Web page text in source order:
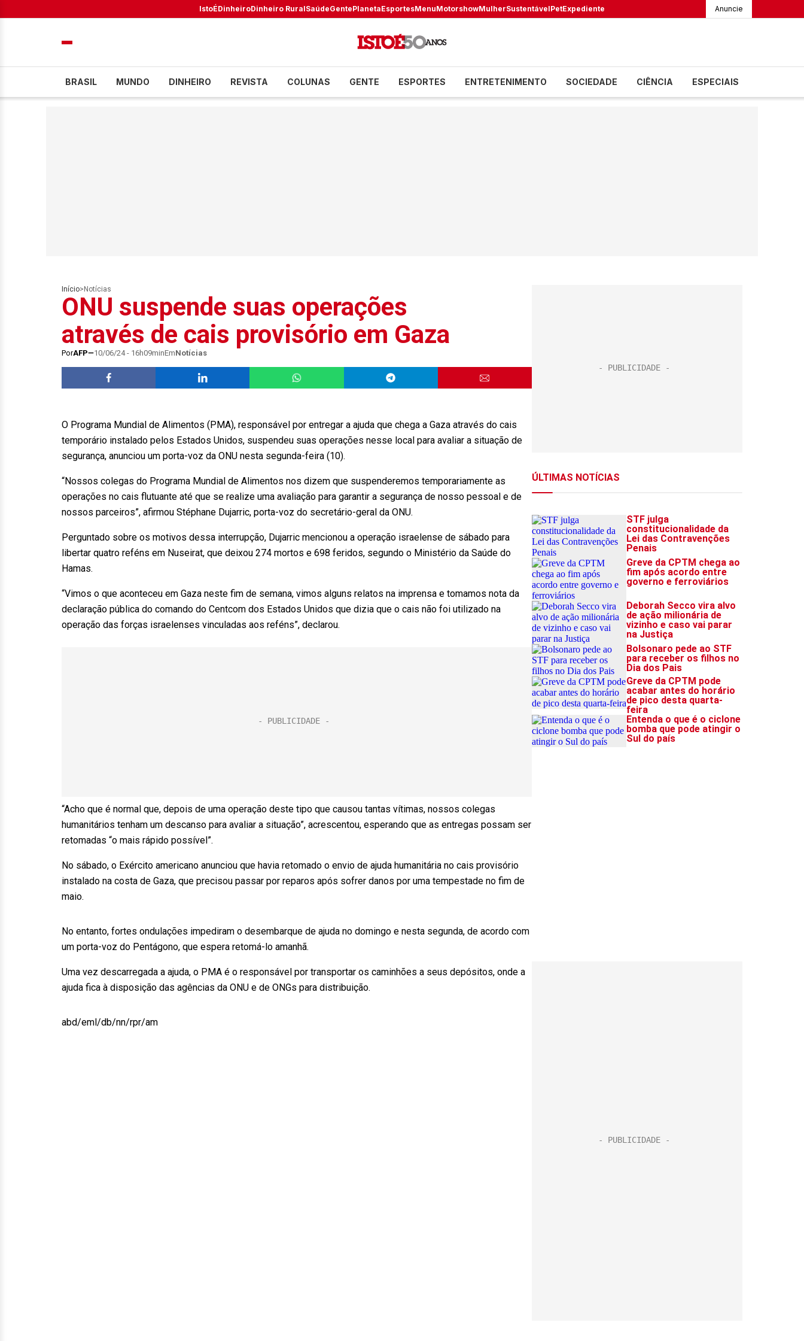
IstoÉDinheiroDinheiro RuralSaúdeGentePlanetaEsportesMenuMotorshowMulherSustentávelPetExpediente Anuncie
BRASIL MUNDO DINHEIRO REVISTA COLUNAS GENTE ESPORTES ENTRETENIMENTO SOCIEDADE CIÊNCIA ESPECIAIS
Início> Notícias
ONU suspende suas operações
através de cais provisório em Gaza
PorAFP 10/06/24 - 16h09minEmNotícias
O Programa Mundial de Alimentos (PMA), responsável por entregar a ajuda que chega a Gaza através do cais
temporário instalado pelos Estados Unidos, suspendeu suas operações nesse local para avaliar a situação de
segurança, anunciou um porta-voz da ONU nesta segunda-feira (10).
“Nossos colegas do Programa Mundial de Alimentos nos dizem que suspenderemos temporariamente as
operações no cais flutuante até que se realize uma avaliação para garantir a segurança de nosso pessoal e de
nossos parceiros”, afirmou Stéphane Dujarric, porta-voz do secretário-geral da ONU.
Perguntado sobre os motivos dessa interrupção, Dujarric mencionou a operação israelense de sábado para
libertar quatro reféns em Nuseirat, que deixou 274 mortos e 698 feridos, segundo o Ministério da Saúde do
Hamas.
“Vimos o que aconteceu em Gaza neste fim de semana, vimos alguns relatos na imprensa e tomamos nota da
declaração pública do comando do Centcom dos Estados Unidos que dizia que o cais não foi utilizado na
operação das forças israelenses vinculadas aos reféns”, declarou.
“Acho que é normal que, depois de uma operação deste tipo que causou tantas vítimas, nossos colegas
humanitários tenham um descanso para avaliar a situação”, acrescentou, esperando que as entregas possam ser
retomadas “o mais rápido possível”.
No sábado, o Exército americano anunciou que havia retomado o envio de ajuda humanitária no cais provisório
instalado na costa de Gaza, que precisou passar por reparos após sofrer danos por uma tempestade no fim de
maio.
No entanto, fortes ondulações impediram o desembarque de ajuda no domingo e nesta segunda, de acordo com
um porta-voz do Pentágono, que espera retomá-lo amanhã.
Uma vez descarregada a ajuda, o PMA é o responsável por transportar os caminhões a seus depósitos, onde a
ajuda fica à disposição das agências da ONU e de ONGs para distribuição.
abd/eml/db/nn/rpr/am